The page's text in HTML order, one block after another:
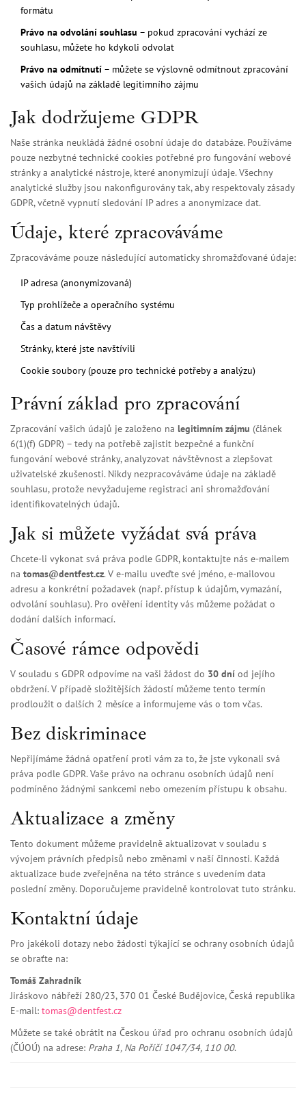
formátu
Právo na odvolání souhlasu – pokud zpracování vychází ze
souhlasu, můžete ho kdykoli odvolat
Právo na odmítnutí – můžete se výslovně odmítnout zpracování
vašich údajů na základě legitimního zájmu
Jak dodržujeme GDPR
Naše stránka neukládá žádné osobní údaje do databáze. Používáme
pouze nezbytné technické cookies potřebné pro fungování webové
stránky a analytické nástroje, které anonymizují údaje. Všechny
analytické služby jsou nakonfigurovány tak, aby respektovaly zásady
GDPR, včetně vypnutí sledování IP adres a anonymizace dat.
Údaje, které zpracováváme
Zpracováváme pouze následující automaticky shromažďované údaje:
IP adresa (anonymizovaná)
Typ prohlížeče a operačního systému
Čas a datum návštěvy
Stránky, které jste navštívili
Cookie soubory (pouze pro technické potřeby a analýzu)
Právní základ pro zpracování
Zpracování vašich údajů je založeno na legitimním zájmu (článek
6(1)(f) GDPR) – tedy na potřebě zajistit bezpečné a funkční
fungování webové stránky, analyzovat návštěvnost a zlepšovat
uživatelské zkušenosti. Nikdy nezpracováváme údaje na základě
souhlasu, protože nevyžadujeme registraci ani shromažďování
identifikovatelných údajů.
Jak si můžete vyžádat svá práva
Chcete-li vykonat svá práva podle GDPR, kontaktujte nás e-mailem
na tomas@dentfest.cz. V e-mailu uveďte své jméno, e-mailovou
adresu a konkrétní požadavek (např. přístup k údajům, vymazání,
odvolání souhlasu). Pro ověření identity vás můžeme požádat o
dodání dalších informací.
Časové rámce odpovědi
V souladu s GDPR odpovíme na vaši žádost do 30 dní od jejího
obdržení. V případě složitějších žádostí můžeme tento termín
prodloužit o dalších 2 měsíce a informujeme vás o tom včas.
Bez diskriminace
Nepřijímáme žádná opatření proti vám za to, že jste vykonali svá
práva podle GDPR. Vaše právo na ochranu osobních údajů není
podmíněno žádnými sankcemi nebo omezením přístupu k obsahu.
Aktualizace a změny
Tento dokument můžeme pravidelně aktualizovat v souladu s
vývojem právních předpisů nebo změnami v naší činnosti. Každá
aktualizace bude zveřejněna na této stránce s uvedením data
poslední změny. Doporučujeme pravidelně kontrolovat tuto stránku.
Kontaktní údaje
Pro jakékoli dotazy nebo žádosti týkající se ochrany osobních údajů
se obraťte na:
Tomáš Zahradník
Jiráskovo nábřeží 280/23, 370 01 České Budějovice, Česká republika
E-mail: tomas@dentfest.cz
Můžete se také obrátit na Českou úřad pro ochranu osobních údajů
(ČÚOÚ) na adrese: Praha 1, Na Poříčí 1047/34, 110 00.